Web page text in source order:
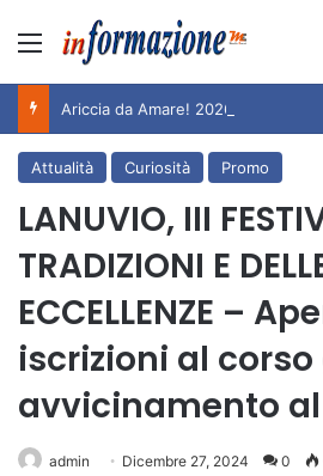
Menu
Attualità Curiosità Promo
LANUVIO, III
TRADIZIONI E
ECCELLENZE –
iscrizioni al
avvicinamento
admin Dicembre 27, 2024 0